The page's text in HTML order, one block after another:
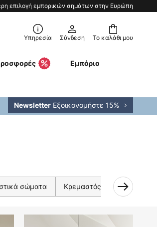
επιλογή εμπορικών σημάτων στην Ευρώπη
Το καλάθι μου
Υπηρεσία Σύνδεση
Εμπόριο
Newsletter Εξοικονομήστε 15%
σώματα Κρεμαστός φωτισμός